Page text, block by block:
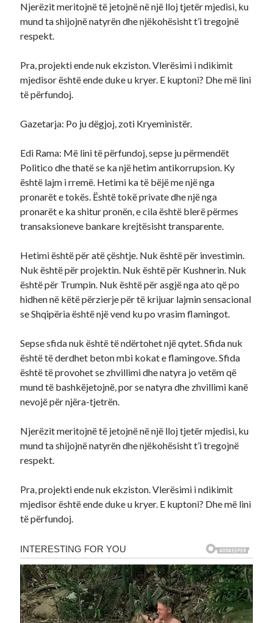
Njerëzit meritojnë të jetojnë në një lloj tjetër mjedisi, ku
mund ta shijojnë natyrën dhe njëkohësisht t’i tregojnë
respekt.
Pra, projekti ende nuk ekziston. Vlerësimi i ndikimit
mjedisor është ende duke u kryer. E kuptoni? Dhe më lini
të përfundoj.
Gazetarja: Po ju dëgjoj, zoti Kryeministër.
Edi Rama: Më lini të përfundoj, sepse ju përmendët
Politico dhe thatë se ka një hetim antikorrupsion. Ky
është lajm i rremë. Hetimi ka të bëjë me një nga
pronarët e tokës. Është tokë private dhe një nga
pronarët e ka shitur pronën, e cila është blerë përmes
transaksioneve bankare krejtësisht transparente.
Hetimi është për atë çështje. Nuk është për investimin.
Nuk është për projektin. Nuk është për Kushnerin. Nuk
është për Trumpin. Nuk është për asgjë nga ato që po
hidhen në këtë përzierje për të krijuar lajmin sensacional
se Shqipëria është një vend ku po vrasim flamingot.
Sepse sfida nuk është të ndërtohet një qytet. Sfida nuk
është të derdhet beton mbi kokat e flamingove. Sfida
është të provohet se zhvillimi dhe natyra jo vetëm që
mund të bashkëjetojnë, por se natyra dhe zhvillimi kanë
nevojë për njëra-tjetrën.
Njerëzit meritojnë të jetojnë në një lloj tjetër mjedisi, ku
mund ta shijojnë natyrën dhe njëkohësisht t’i tregojnë
respekt.
Pra, projekti ende nuk ekziston. Vlerësimi i ndikimit
mjedisor është ende duke u kryer. E kuptoni? Dhe më lini
të përfundoj.